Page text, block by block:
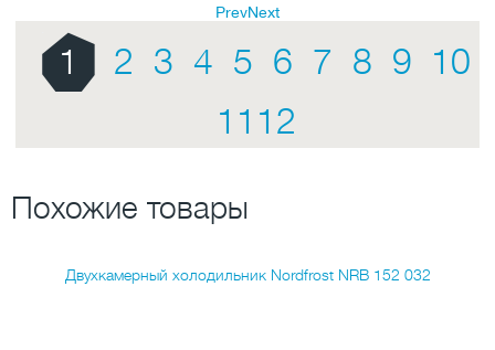
PrevNext
1 2 3 4 5 6 7 8 9 10
11 12
Похожие товары
Двухкамерный холодильник Nordfrost NRB 152 032